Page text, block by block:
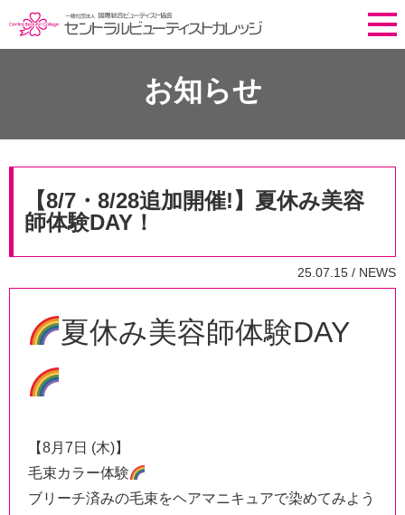
お知らせ
【8/7・8/28追加開催!】夏休み美容
師体験DAY！
25.07.15 / NEWS
夏休み美容師体験DAY
【8月7日 (木)】
毛束カラー体験
ブリーチ済みの毛束をヘアマニキュアで染めてみよう